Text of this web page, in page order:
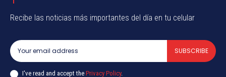
Recibe las noticias más importantes del día en tu celular
SUBSCRIBE
I've read and accept the Privacy Policy.